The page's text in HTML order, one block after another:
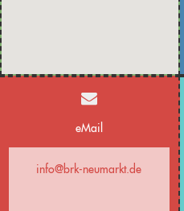
eMail
info@brk-neumarkt.de